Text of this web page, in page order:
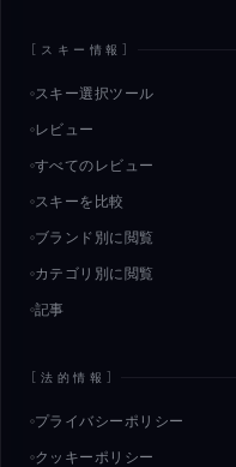
スキー情報
スキー選択ツール
レビュー
すべてのレビュー
スキーを比較
ブランド別に閲覧
カテゴリ別に閲覧
記事
[法的情報
プライバシーポリシー
クッキーポリシー